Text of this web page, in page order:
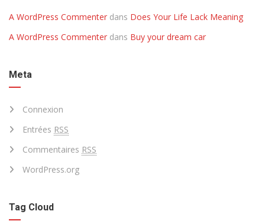
A WordPress Commenter dans Does Your Life Lack Meaning
A WordPress Commenter dans Buy your dream car
Meta
Connexion
Entrées RSS
Commentaires RSS
WordPress.org
Tag Cloud